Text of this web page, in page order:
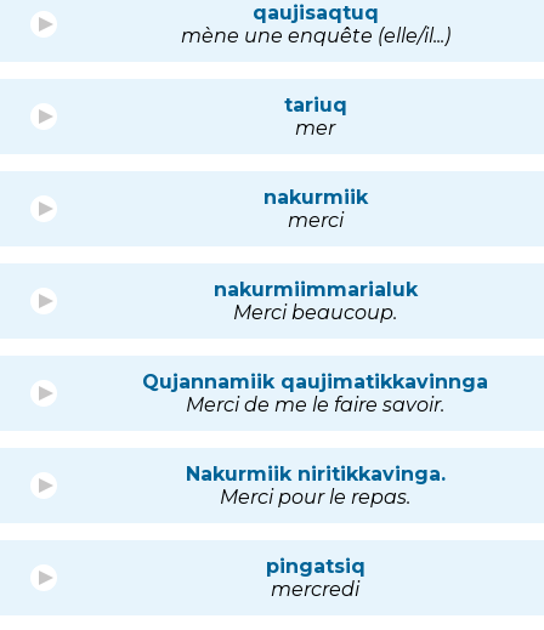
qaujisaqtuq
mène une enquête (elle/il...)
tariuq
mer
nakurmiik
merci
nakurmiimmarialuk
Merci beaucoup.
Qujannamiik qaujimatikkavinnga
Merci de me le faire savoir.
Nakurmiik niritikkavinga.
Merci pour le repas.
pingatsiq
mercredi